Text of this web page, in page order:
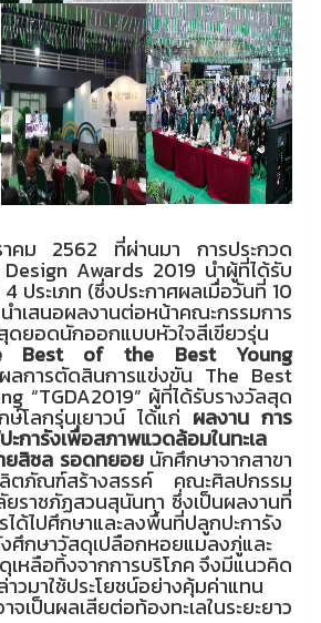
คม 2562 ที่ผ่านมา การประกวด
Awards 2019 นำผู้ที่ได้รับ
ประเภท (ซึ่งประกาศผลเมื่อวันที่ 10
เสนอผลงานต่อหน้าคณะกรรมการ
ดยอดนักออกแบบหัวใจสีเขียวรุ่น
Best of the Best Young
ลการตัดสินการแข่งขัน The Best
“TGDA2019” ผู้ที่ได้รับรางวัลสุด
โลกรุ่นเยาวน์ ได้แก่ ผลงาน การ
การังเพื่อสภาพแวดล้อมในทะเล
ยสิชล รอดทยอยนักศึกษาจากสาขา
ลิตภัณฑ์สร้างสรรค์ คณะศิลปกรรม
ราชภัฏสวนสุนันทา ซึ่งเป็นผลงานที่
ด้ไปศึกษาและลงพื้นที่ปลูกปะการัง
ศึกษาวัสดุเปลือกหอยแมลงภู่และ
เหลือทิ้งจากการบริโภค จึงมีแนวคิด
วมาใช้ประโยชน์อย่างคุ้มค่าแทน
จเป็นผลเสียต่อท้องทะเลในระยะยาว